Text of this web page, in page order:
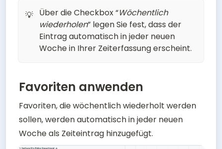
💡 Über die Checkbox “Wöchentlich
wiederholen” legen Sie fest, dass der
Eintrag automatisch in jeder neuen
Woche in Ihrer Zeiterfassung erscheint.
Favoriten anwenden
Favoriten, die wöchentlich wiederholt werden
sollen, werden automatisch in jeder neuen
Woche als Zeiteintrag hinzugefügt.